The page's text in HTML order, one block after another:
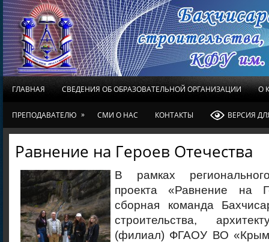
ГЛАВНАЯ СВЕДЕНИЯ ОБ ОБРАЗОВАТЕЛЬНОЙ ОРГАНИЗАЦИИ О
ПРЕПОДАВАТЕЛЮ » СМИ О НАС КОНТАКТЫ ВЕРСИЯ
Равнение на Героев Отечества
В рамках
проекта «Равнение на
сборная команда
строительства,
(филиал) ФГАОУ ВО